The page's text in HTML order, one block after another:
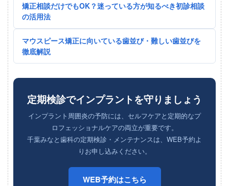
矯正相談だけでもOK？迷っている方が知るべき初診相談
の活用法
マウスピース矯正に向いている歯並び・難しい歯並びを
徹底解説
定期検診でインプラントを守りましょう
インプラント周囲炎の予防には、セルフケアと定期的なプ
ロフェッショナルケアの両立が重要です。
千葉みなと歯科の定期検診・メンテナンスは、WEB予約よ
りお申し込みください。
WEB予約はこちら